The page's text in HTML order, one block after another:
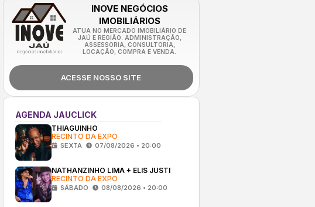
INOVE NEGÓCIOS
IMOBILIÁRIOS
ATUA NO MERCADO IMOBILIÁRIO DE
JAÚ E REGIÃO. ADMINISTRAÇÃO,
ASSESSORIA, CONSULTORIA,
LOCAÇÃO, COMPRA E VENDA.
ACESSE NOSSO SITE
AGENDA JAUCLICK
THIAGUINHO
RECINTO DA EXPO
SEXTA 07/08/2026 • 20:00
NATHANZINHO LIMA + ELIS JUSTI
RECINTO DA EXPO
SÁBADO 08/08/2026 • 20:00